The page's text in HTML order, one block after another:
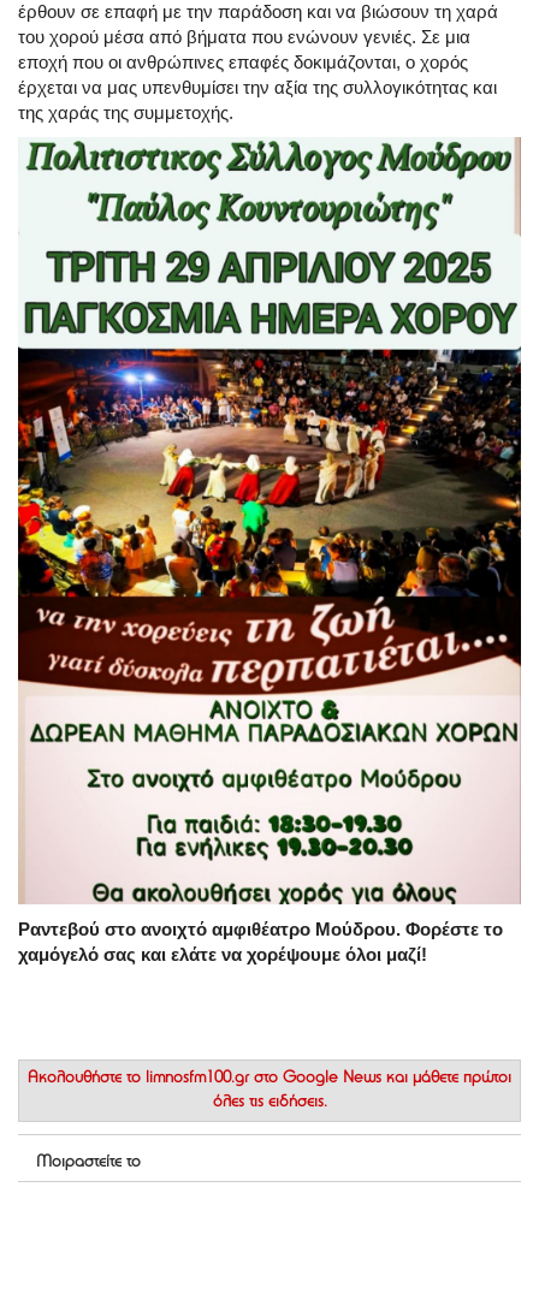
έρθουν σε επαφή με την παράδοση και να βιώσουν τη χαρά
του χορού μέσα από βήματα που ενώνουν γενιές. Σε μια
εποχή που οι ανθρώπινες επαφές δοκιμάζονται, ο χορός
έρχεται να μας υπενθυμίσει την αξία της συλλογικότητας και
της χαράς της συμμετοχής.
Ραντεβού στο ανοιχτό αμφιθέατρο Μούδρου. Φορέστε το
χαμόγελό σας και ελάτε να χορέψουμε όλοι μαζί!
Ακολουθήστε το limnosfm100.gr στο Google News και μάθετε πρώτοι
όλες τις ειδήσεις.
Μοιραστείτε το